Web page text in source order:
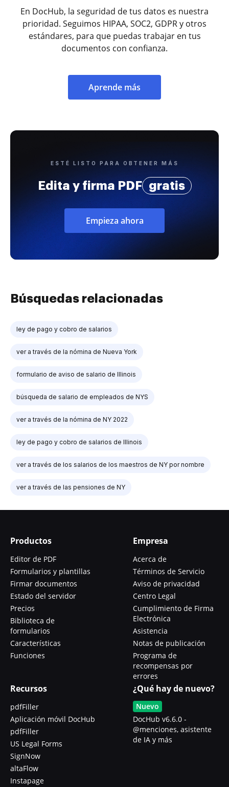
En DocHub, la seguridad de tus datos es nuestra
prioridad. Seguimos HIPAA, SOC2, GDPR y otros
estándares, para que puedas trabajar en tus
documentos con confianza.
Aprende más
ESTÉ LISTO PARA OBTENER MÁS
Edita y firma PDF gratis
Empieza ahora
Búsquedas relacionadas
ley de pago y cobro de salarios
ver a través de la nómina de Nueva York
formulario de aviso de salario de Illinois
búsqueda de salario de empleados de NYS
ver a través de la nómina de NY 2022
ley de pago y cobro de salarios de Illinois
ver a través de los salarios de los maestros de NY por nombre
ver a través de las pensiones de NY
Productos
Editor de PDF
Formularios y plantillas
Firmar documentos
Estado del servidor
Precios
Biblioteca de
formularios
Características
Funciones
Empresa
Acerca de
Términos de Servicio
Aviso de privacidad
Centro Legal
Cumplimiento de Firma
Electrónica
Asistencia
Notas de publicación
Programa de
recompensas por
errores
Recursos
pdfFiller
Aplicación móvil DocHub
pdfFiller
US Legal Forms
SignNow
altaFlow
Instapage
¿Qué hay de nuevo?
Nuevo
DocHub v6.6.0 -
@menciones, asistente
de IA y más